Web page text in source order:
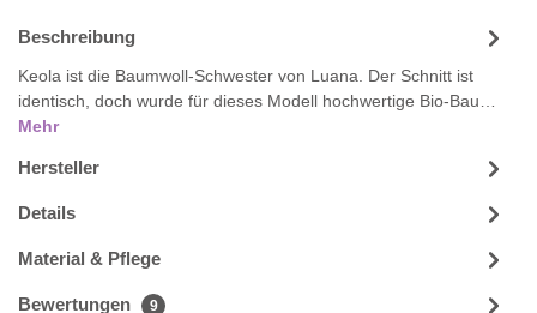
Beschreibung
Keola ist die Baumwoll-Schwester von Luana. Der Schnitt ist
identisch, doch wurde für dieses Modell hochwertige Bio-Bau…
Mehr
Hersteller
Details
Material & Pflege
Bewertungen 9